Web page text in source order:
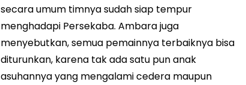
secara umum timnya sudah siap tempur
menghadapi Persekaba. Ambara juga
menyebutkan, semua pemainnya terbaiknya bisa
diturunkan, karena tak ada satu pun anak
asuhannya yang mengalami cedera maupun